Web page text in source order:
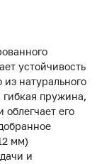
устойчивость
натурального
пружина,
облегчает его
мм)
и